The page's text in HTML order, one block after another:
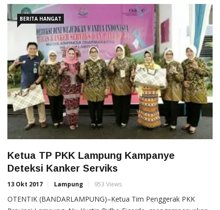
BERITA HANGAT
Ketua TP PKK Lampung Kampanye
Deteksi Kanker Serviks
13 Okt 2017 Lampung 953 Views
OTENTIK (BANDARLAMPUNG)–Ketua Tim Penggerak PKK